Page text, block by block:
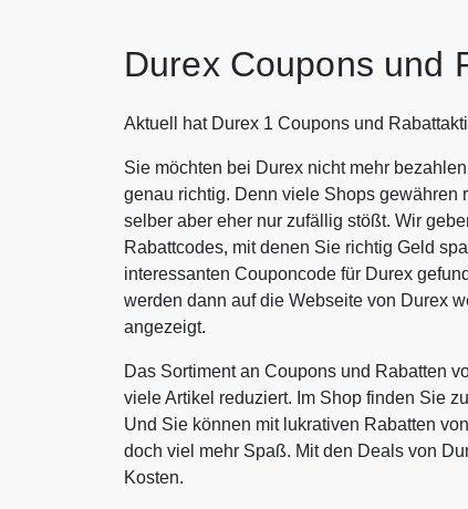
Durex Coupons und
Aktuell hat Durex 1 Coupons und
Sie möchten bei Durex nicht mehr
genau richtig. Denn viele Shops gewähren
selber aber eher nur zufällig stößt. Wir
Rabattcodes, mit denen Sie richtig Geld
interessanten Couponcode für Durex
werden dann auf die Webseite von Durex
angezeigt.
Das Sortiment an Coupons und Rabatten
viele Artikel reduziert. Im Shop finden Sie
Und Sie können mit lukrativen Rabatten
doch viel mehr Spaß. Mit den Deals von
Kosten.